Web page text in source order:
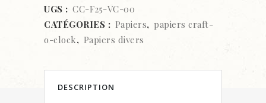
CRAFT-
O-
VINTAGE
UGS : CC-F25-VC-00
CATÉGORIES : Papiers, papiers craft-
o-clock, Papiers divers
DESCRIPTION